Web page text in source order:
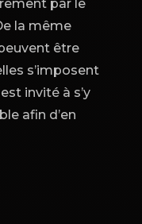
par le
la même
être
s’imposent
invité à s’y
afin d’en